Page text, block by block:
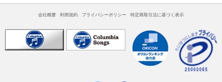
会社概要 利用規約 プライバシーポリシー 特定商取引法に基づく表示